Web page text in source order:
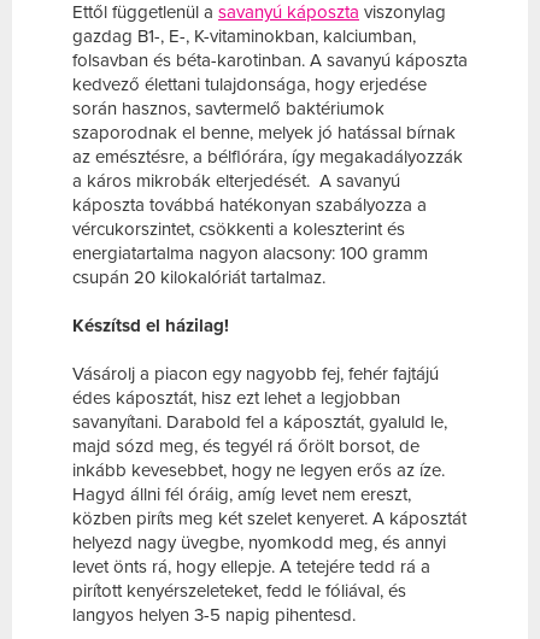
Ettől függetlenül a savanyú káposzta viszonylag
gazdag B1-, E-, K-vitaminokban, kalciumban,
folsavban és béta-karotinban. A savanyú káposzta
kedvező élettani tulajdonsága, hogy erjedése
során hasznos, savtermelő baktériumok
szaporodnak el benne, melyek jó hatással bírnak
az emésztésre, a bélflórára, így megakadályozzák
a káros mikrobák elterjedését. A savanyú
káposzta továbbá hatékonyan szabályozza a
vércukorszintet, csökkenti a koleszterint és
energiatartalma nagyon alacsony: 100 gramm
csupán 20 kilokalóriát tartalmaz.
Készítsd el házilag!
Vásárolj a piacon egy nagyobb fej, fehér fajtájú
édes káposztát, hisz ezt lehet a legjobban
savanyítani. Darabold fel a káposztát, gyaluld le,
majd sózd meg, és tegyél rá őrölt borsot, de
inkább kevesebbet, hogy ne legyen erős az íze.
Hagyd állni fél óráig, amíg levet nem ereszt,
közben piríts meg két szelet kenyeret. A káposztát
helyezd nagy üvegbe, nyomkodd meg, és annyi
levet önts rá, hogy ellepje. A tetejére tedd rá a
pirított kenyérszeleteket, fedd le fóliával, és
langyos helyen 3-5 napig pihentesd.